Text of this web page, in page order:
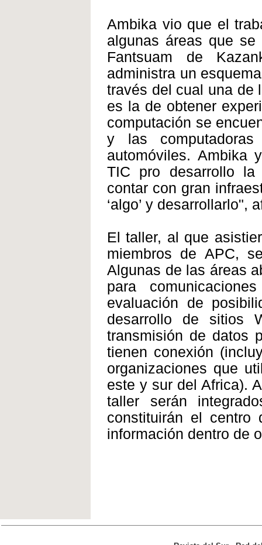
Ambika vio que el
algunas áreas que
Fantsuam de
administra un
través del cual una de
es la de obtener
computación se
y las
automóviles. Ambika
TIC pro desarrollo
contar con gran
‘algo’ y desarrollarlo",
El taller, al que
miembros de APC,
Algunas de las áreas
para
evaluación de
desarrollo de sitios
transmisión de datos
tienen conexión
organizaciones que
este y sur del Africa).
taller serán
constituirán el centro
información dentro de